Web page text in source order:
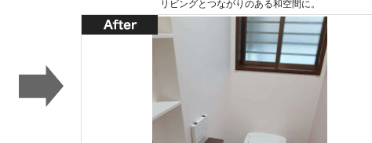
リビングとつながりのある和空間に。